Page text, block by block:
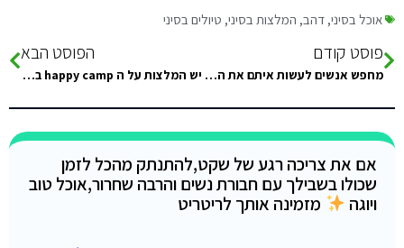
אוכל בסיני, דהב, המלצות בסיני, טיולים בסיני
פוסט קודם
מחפש אנשים לעשות איתם את הנסיעה במונית מהגבול לאזור אל מחש ביום ראשון הקרוב בצהריים. דברו איתי
הפוסט הבא
יש המלצות על ה happy camp בראס אל שטן?
אם את צריכה רגע של שקט,להתנתק מהכל לזמן
שכולו בשבילך עם חבורת נשים והרבה שחרור,אוכל טוב
ויוגה
מזמינה אותך לריטריט